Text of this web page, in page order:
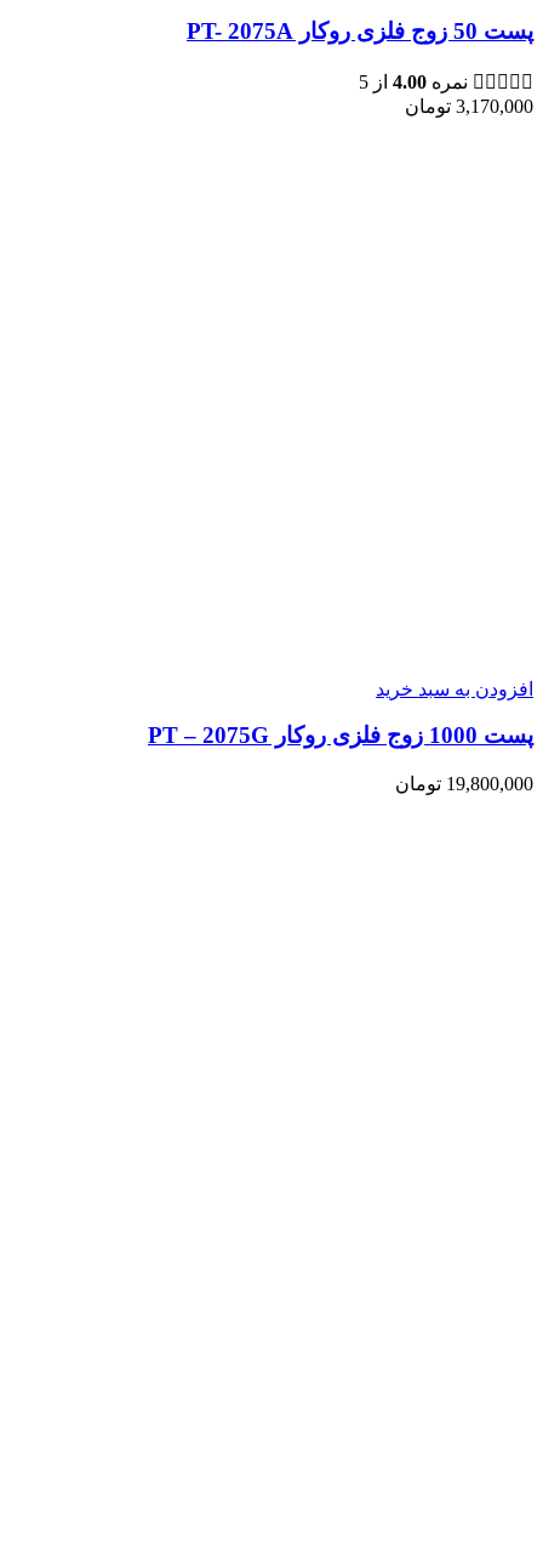
پست 50 زوج فلزی روکار PT- 2075A
نمره 4.00 از 5
3,170,000 تومان
افزودن به سبد خرید
پست 1000 زوج فلزی روکار PT – 2075G
19,800,000 تومان